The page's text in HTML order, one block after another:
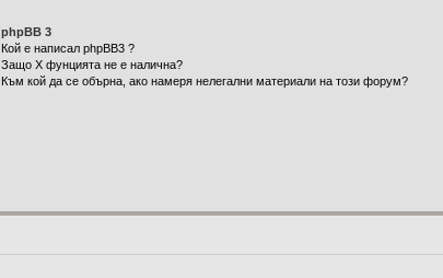
phpBB 3
Кой е написал phpBB3 ?
Защо X фунцията не е налична?
Към кой да се обърна, ако намеря нелегални материали на този форум?